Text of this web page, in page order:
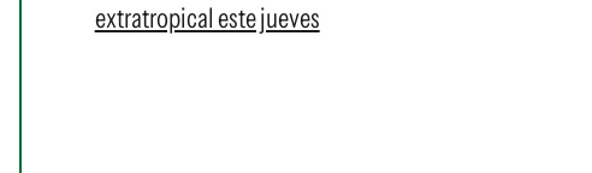
extratropical este jueves